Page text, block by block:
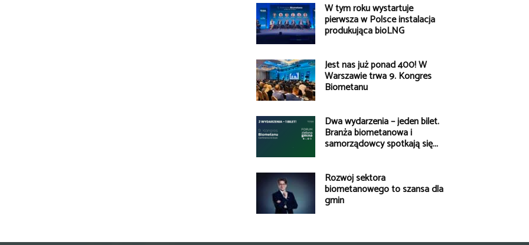
W tym roku wystartuje
pierwsza w Polsce instalacja
produkująca bioLNG
Jest nas już ponad 400! W
Warszawie trwa 9. Kongres
Biometanu
Dwa wydarzenia – jeden bilet.
Branża biometanowa i
samorządowcy spotkają się...
Rozwój sektora
biometanowego to szansa dla
gmin